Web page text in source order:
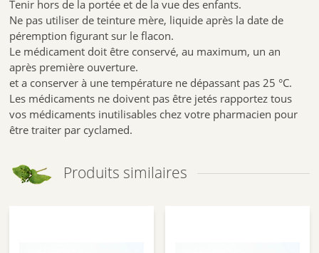
Tenir hors de la portée et de la vue des enfants.
Ne pas utiliser de teinture mère, liquide après la date de
péremption figurant sur le flacon.
Le médicament doit être conservé, au maximum, un an
après première ouverture.
et a conserver à une température ne dépassant pas 25 °C.
Les médicaments ne doivent pas être jetés rapportez tous
vos médicaments inutilisables chez votre pharmacien pour
être traiter par cyclamed.
Produits similaires